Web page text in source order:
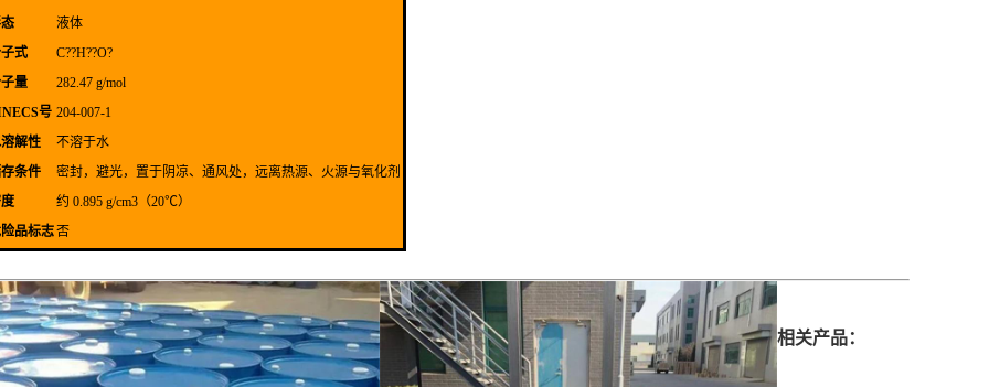
液体
式
C??H??O?
量
282.47 g/mol
号 204-007-1
解性
不溶于水
条件
密封，避光，置于阴凉、通风处，远离热源、火源与氧化剂
约 0.895 g/cm3（20℃）
品标志否
相关产品：